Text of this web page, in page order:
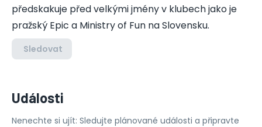
předskakuje před velkými jmény v klubech jako je
pražský Epic a Ministry of Fun na Slovensku.
Sledovat
Události
Nenechte si ujít: Sledujte plánované události a připravte